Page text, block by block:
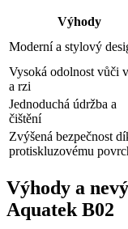
Výhody
Moderní a stylový
Vysoká odolnost vůči
a rzi
Jednoduchá údržba a
čištění
Zvýšená bezpečnost
protiskluzovému
Výhody a
Aquatek B02